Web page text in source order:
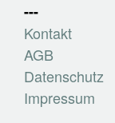
---
Kontakt
AGB
Datenschutz
Impressum